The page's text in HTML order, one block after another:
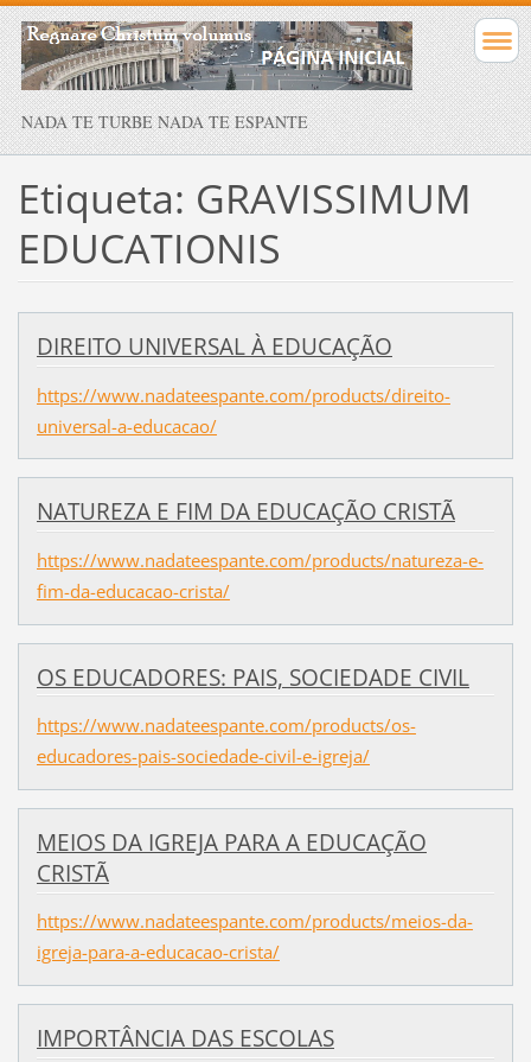
NADA TE TURBE NADA TE ESPANTE
Etiqueta: GRAVISSIMUM
EDUCATIONIS
DIREITO UNIVERSAL À EDUCAÇÃO
https://www.nadateespante.com/products/direito-
universal-a-educacao/
NATUREZA E FIM DA EDUCAÇÃO CRISTÃ
https://www.nadateespante.com/products/natureza-e-
fim-da-educacao-crista/
OS EDUCADORES: PAIS, SOCIEDADE CIVIL
https://www.nadateespante.com/products/os-
educadores-pais-sociedade-civil-e-igreja/
MEIOS DA IGREJA PARA A EDUCAÇÃO
CRISTÃ
https://www.nadateespante.com/products/meios-da-
igreja-para-a-educacao-crista/
IMPORTÂNCIA DAS ESCOLAS